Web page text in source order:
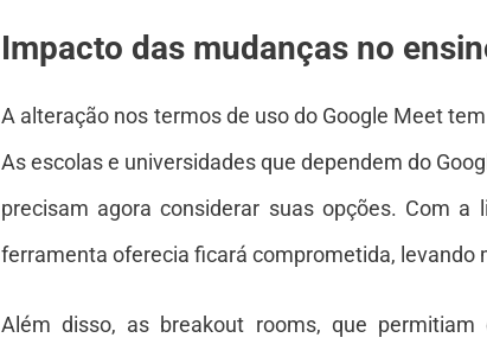
Impacto das mudanças no
A alteração nos termos de uso do Google Meet
As escolas e universidades que dependem do
precisam agora considerar suas opções. Com
ferramenta oferecia ficará comprometida, levando
Além disso, as breakout rooms, que